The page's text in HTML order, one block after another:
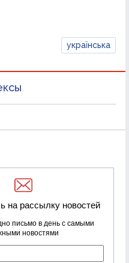
українська
на рассылку новостей
письмо в день с самыми
новостями